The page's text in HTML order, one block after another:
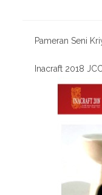
Pameran Seni
Inacraft 2018